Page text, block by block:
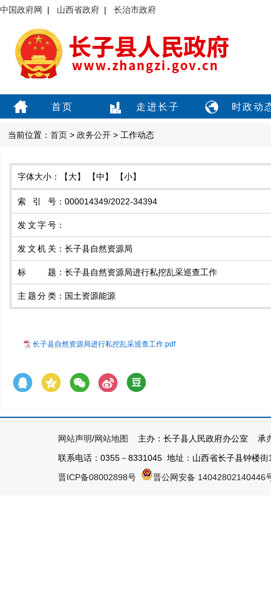
中国政府网 | 山西省政府 | 长治市政府
首页 走进长子 时政动
当前位置： 首页 > 政务公开 > 工作动态
字体大小： 【大】 【中】 【小】
索引号 ： 000014349/2022-34394
发文字号 ：
发文机关 ： 长子县自然资源局
标题 ： 长子县自然资源局进行私挖乱采巡查工作
主题分类 ： 国土资源能源
长子县自然资源局进行私挖乱采巡查工作.pdf
网站声明/网站地图
主办：长子县人民政府办公室 承
联系电话：0355－8331045 地址：山西省长子县钟楼
晋ICP备08002898号
晋公网安备 14042802140446